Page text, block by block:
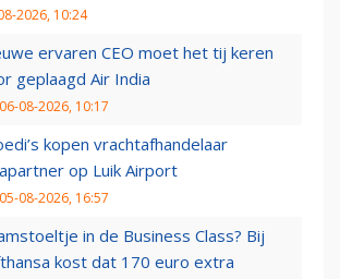
2026, 10:24
ervaren CEO moet het tij keren
geplaagd Air India
06-08-2026, 10:17
kopen vrachtafhandelaar
op Luik Airport
05-08-2026, 16:57
in de Business Class? Bij
kost dat 170 euro extra